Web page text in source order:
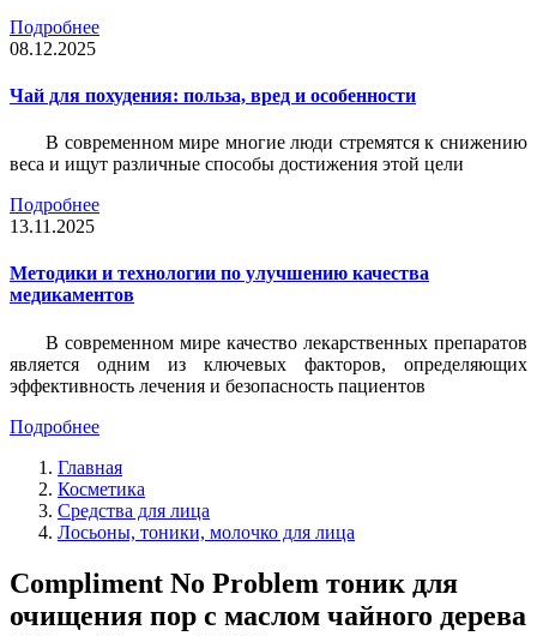
Подробнее
08.12.2025
Чай для похудения: польза, вред и особенности
В современном мире многие люди стремятся к снижению
веса и ищут различные способы достижения этой цели
Подробнее
13.11.2025
Методики и технологии по улучшению качества
медикаментов
В современном мире качество лекарственных препаратов
является одним из ключевых факторов, определяющих
эффективность лечения и безопасность пациентов
Подробнее
Главная
Косметика
Средства для лица
Лосьоны, тоники, молочко для лица
Compliment No Problem тоник для
очищения пор с маслом чайного дерева